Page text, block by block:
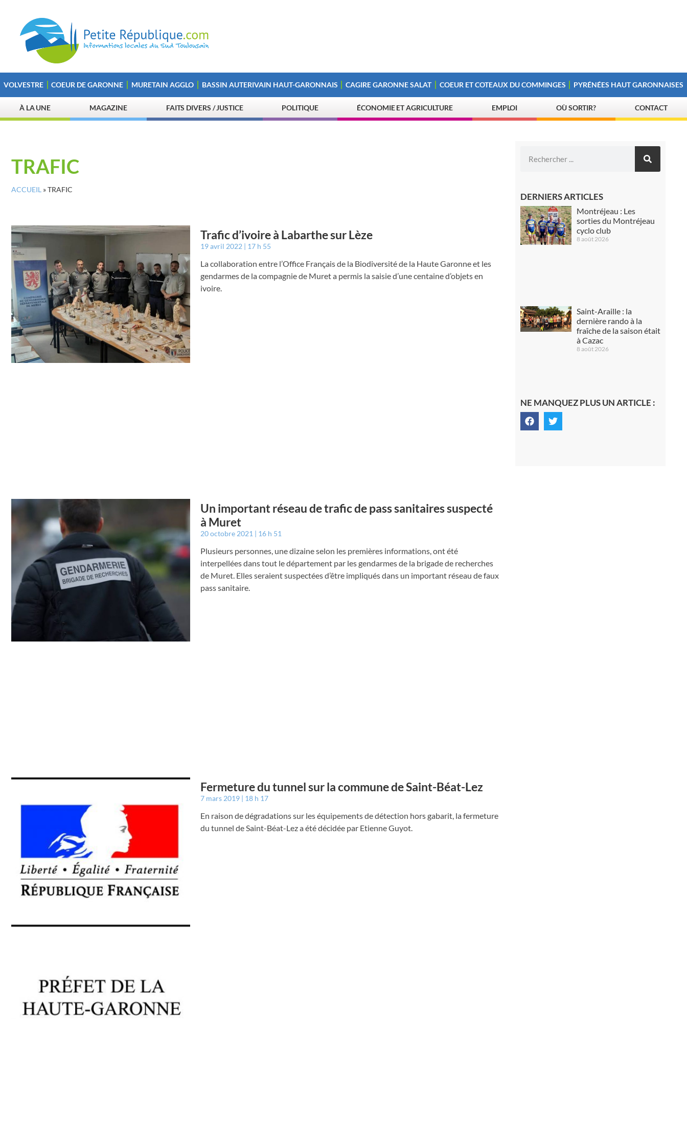
VOLVESTRE COEUR DE GARONNE MURETAIN AGGLO BASSIN AUTERIVAIN HAUT-GARONNAIS CAGIRE GARONNE SALAT COEUR ET COTEAUX DU COMMINGES PYRÉNÉES HAUT GARONNAISES
À LA UNE MAGAZINE FAITS DIVERS / JUSTICE POLITIQUE ÉCONOMIE ET AGRICULTURE EMPLOI OÙ SORTIR? CONTACT
TRAFIC
ACCUEIL »TRAFIC
Trafic d’ivoire à Labarthe sur Lèze
19 avril 2022 17 h 55
La collaboration entre l’Office Français de la Biodiversité de la Haute Garonne et les
gendarmes de la compagnie de Muret a permis la saisie d’une centaine d’objets en
ivoire.
Un important réseau de trafic de pass sanitaires suspecté
à Muret
20 octobre 2021 16 h 51
Plusieurs personnes, une dizaine selon les premières informations, ont été
interpellées dans tout le département par les gendarmes de la brigade de recherches
de Muret. Elles seraient suspectées d’être impliqués dans un important réseau de faux
pass sanitaire.
Fermeture du tunnel sur la commune de Saint-Béat-Lez
7 mars 2019 18 h 17
En raison de dégradations sur les équipements de détection hors gabarit, la fermeture
du tunnel de Saint-Béat-Lez a été décidée par Etienne Guyot.
DERNIERS ARTICLES
Montréjeau : Les
sorties du Montréjeau
cyclo club
8 août 2026
Saint-Araille : la
dernière rando à la
fraîche de la saison était
à Cazac
8 août 2026
NE MANQUEZ PLUS UN ARTICLE :